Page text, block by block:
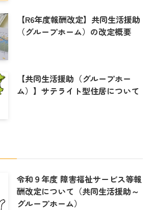
【R6年度報酬改定】共同生活援助
（グループホーム）の改定概要
【共同生活援助（グループホー
ム）】サテライト型住居について
令和９年度 障害福祉サービス等報
酬改定について（共同生活援助～
グループホーム）